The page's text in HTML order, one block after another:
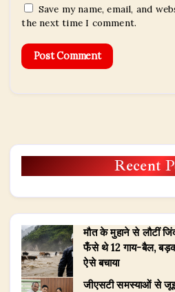
Save my name, email, and
the next time I comment.
Recent
मौत के मुहाने से लौटीं
फँसे थे 12 गाय-बैल,
ऐसे बचाया
जीएसटी समस्याओं से जूझ